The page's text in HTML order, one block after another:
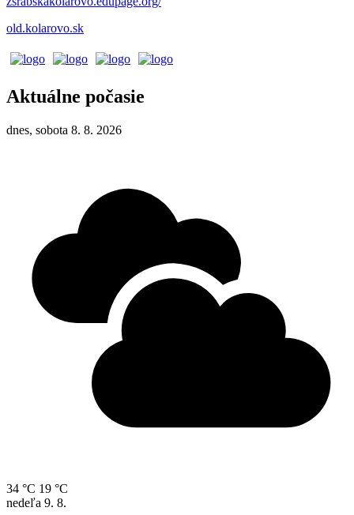
old.kolarovo.sk
Aktuálne počasie
dnes, sobota 8. 8. 2026
34 °C 19 °C
nedeľa 9. 8.